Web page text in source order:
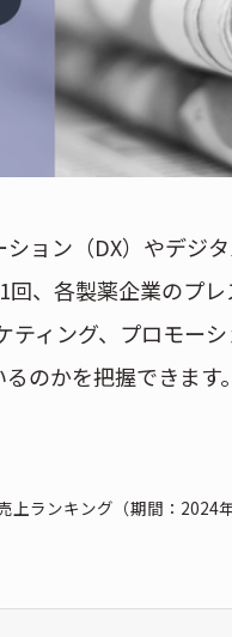
ョン（DX）やデジ
、各製薬企業のプレ
ィング、プロモー
のかを把握できます
ランキング（期間：2024